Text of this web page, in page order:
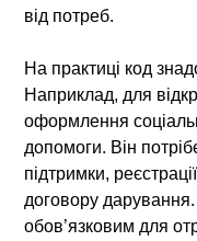
від потреб.
На практиці код
Наприклад, для
оформлення
допомоги. Він
підтримки,
договору
обов’язковим для